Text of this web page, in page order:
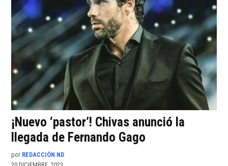
¡Nuevo ‘pastor’! Chivas anunció la
llegada de Fernando Gago
por REDACCIÓN ND